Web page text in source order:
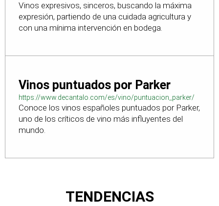
Vinos expresivos, sinceros, buscando la máxima
expresión, partiendo de una cuidada agricultura y
con una mínima intervención en bodega.
Vinos puntuados por Parker
https://www.decantalo.com/es/vino/puntuacion_parker/
Conoce los vinos españoles puntuados por Parker,
uno de los críticos de vino más influyentes del
mundo.
TENDENCIAS